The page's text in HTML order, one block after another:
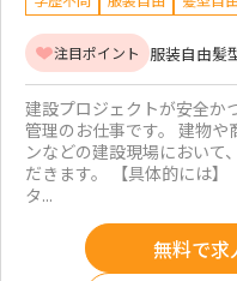
注目ポイント 服装自由髪
建設プロジェクトが安全か
管理のお仕事です。 建物
ンなどの建設現場において
だきます。 【具体的には
タ...
無料で求